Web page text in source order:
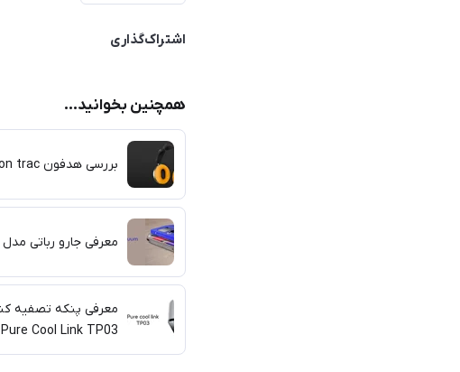
اشتراک‌گذاری
همچنین بخوانید...
بررسی هدفون Dyson on trac
معرفی جارو رباتی مدل Dyson 360 Vis Nav
Pure Cool Link TP03